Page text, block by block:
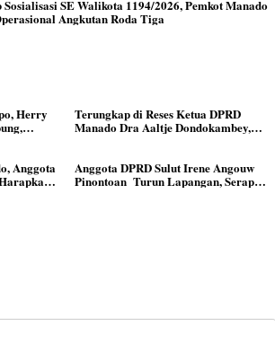
Sosialisasi SE Walikota 1194/2026, Pemkot Manado
Angkutan Roda Tiga
Herry Terungkap di Reses Ketua DPRD
Manado Dra Aaltje Dondokambey,
DLH Manado
Anggota Anggota DPRD Sulut Irene Angouw
Pinontoan Turun Lapangan, Serap